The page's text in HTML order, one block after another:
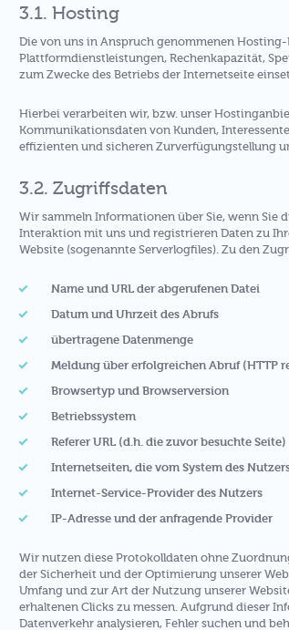
3.1. Hosting
Die von uns in Anspruch genommenen
Plattformdienstleistungen, Rechenkapazität,
zum Zwecke des Betriebs der Internetseite
Hierbei verarbeiten wir, bzw. unser
Kommunikationsdaten von Kunden,
effizienten und sicheren Zurverfügungstellung
3.2. Zugriffsdaten
Wir sammeln Informationen über Sie, wenn Sie
Interaktion mit uns und registrieren Daten zu
Website (sogenannte Serverlogfiles). Zu den
Name und URL der abgerufenen Datei
Datum und Uhrzeit des Abrufs
übertragene Datenmenge
Meldung über erfolgreichen Abruf (HTTP
Browsertyp und Browserversion
Betriebssystem
Referer URL (d.h. die zuvor besuchte Seite)
Internetseiten, die vom System des
Internet-Service-Provider des Nutzers
IP-Adresse und der anfragende Provider
Wir nutzen diese Protokolldaten ohne
der Sicherheit und der Optimierung unserer
Umfang und zur Art der Nutzung unserer
erhaltenen Clicks zu messen. Aufgrund dieser
Datenverkehr analysieren, Fehler suchen und